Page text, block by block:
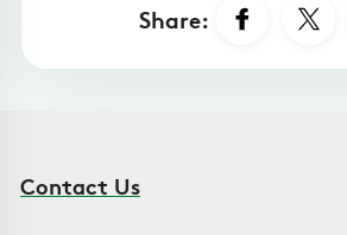
Share:
Contact Us